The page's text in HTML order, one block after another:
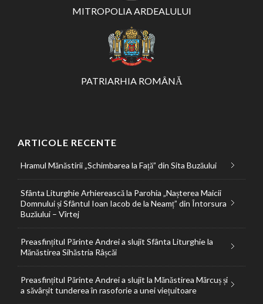
MITROPOLIA ARDEALULUI
PATRIARHIA ROMÂNĂ
ARTICOLE RECENTE
Hramul Mănăstirii „Schimbarea la Față” din Sita Buzăului
Sfânta Liturghie Arhierească la Parohia „Nașterea Maicii
Domnului și Sfântul Ioan Iacob de la Neamț” din Întorsura
Buzăului – Vîrtej
Preasfințitul Părinte Andrei a slujit Sfânta Liturghie la
Mănăstirea Sihăstria Râșcăi
Preasfințitul Părinte Andrei a slujit la Mănăstirea Mărcuș și
a săvârșit tunderea în rasoforie a unei viețuitoare